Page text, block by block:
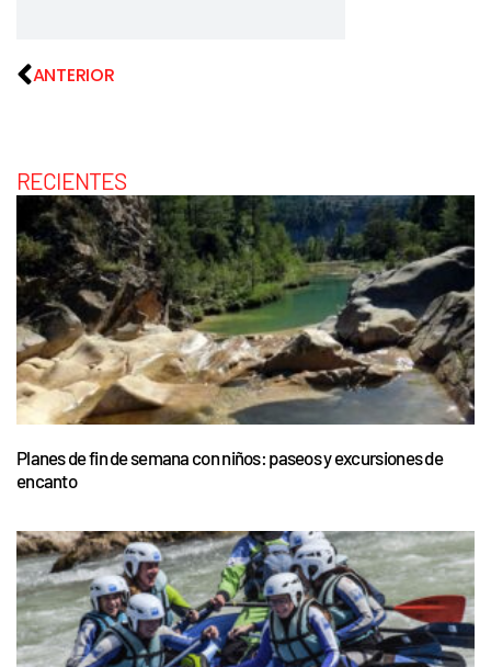
ANTERIOR
RECIENTES
Planes de fin de semana con niños: paseos y excursiones de
encanto